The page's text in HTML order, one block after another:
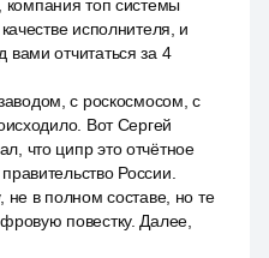
компания топ системы
исполнителя, и
отчитаться за 4
с роскосмосом, с
Вот Сергей
что ципр это отчётное
России.
не в полном составе, но те
повестку. Далее,